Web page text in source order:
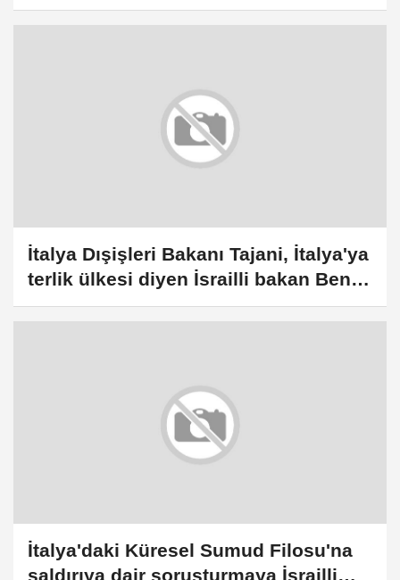
İtalya Dışişleri Bakanı Tajani, İtalya'ya
terlik ülkesi diyen İsrailli bakan Ben-
Gvir'e tepki gösterdi:
İtalya'daki Küresel Sumud Filosu'na
saldırıya dair soruşturmaya İsrailli